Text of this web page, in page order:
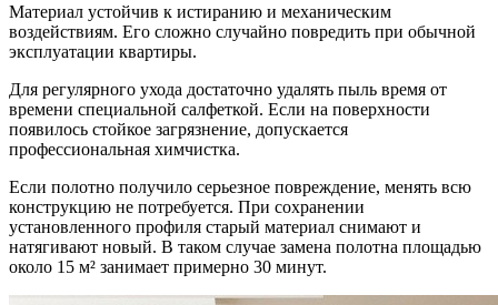
Материал устойчив к истиранию и механическим
воздействиям. Его сложно случайно повредить при обычной
эксплуатации квартиры.
Для регулярного ухода достаточно удалять пыль время от
времени специальной салфеткой. Если на поверхности
появилось стойкое загрязнение, допускается
профессиональная химчистка.
Если полотно получило серьезное повреждение, менять всю
конструкцию не потребуется. При сохранении
установленного профиля старый материал снимают и
натягивают новый. В таком случае замена полотна площадью
около 15 м² занимает примерно 30 минут.